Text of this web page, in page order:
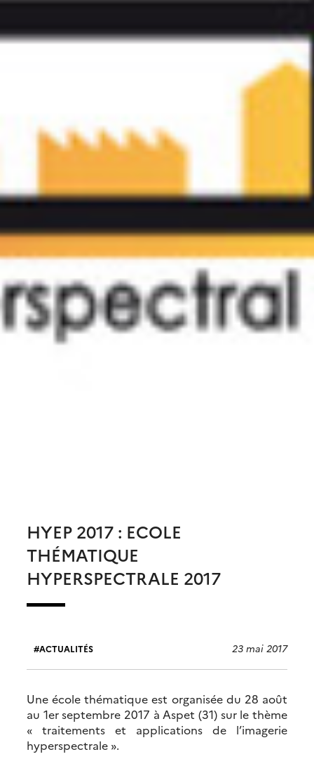
HYEP 2017 : ECOLE
THÉMATIQUE
HYPERSPECTRALE 2017
ACTUALITÉS 23 mai 2017
Une école thématique est organisée du 28 août
au 1er septembre 2017 à Aspet (31) sur le thème
« traitements et applications de l’imagerie
hyperspectrale ».